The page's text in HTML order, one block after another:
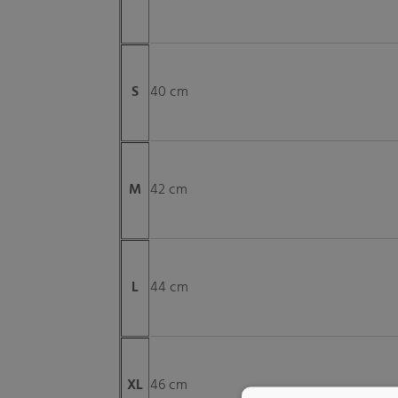
S 40 cm
M 42 cm
L 44 cm
XL 46 cm